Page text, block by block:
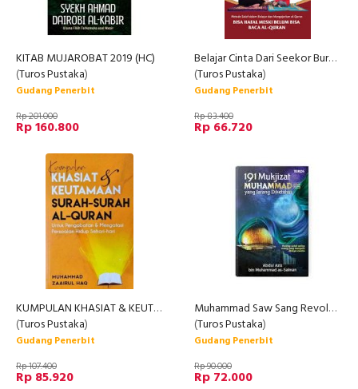
KITAB MUJAROBAT 2019 (HC)
(Turos Pustaka)
Gudang Penerbit
Rp 201.000
Rp 160.800
Belajar Cinta Dari Seekor Burung Pipit
(Turos Pustaka)
Gudang Penerbit
Rp 83.400
Rp 66.720
KUMPULAN KHASIAT & KEUTAMAAN SURAH-SURAH AL-QURAN
(Turos Pustaka)
Gudang Penerbit
Rp 107.400
Rp 85.920
Muhammad Saw Sang Revolusioner
(Turos Pustaka)
Gudang Penerbit
Rp 90.000
Rp 72.000